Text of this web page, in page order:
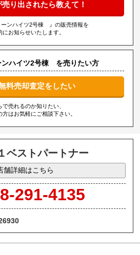
り出されたら教えて！
ーンハイツ2号棟 』の販売情報を
にお知らせいたします。
ンハイツ2号棟 を売りたい方
料売却査定をしたい
で売れるのか知りたい、
方はお気軽にご相談下さい。
ベストパートナー
舗詳細はこちら
291-4135